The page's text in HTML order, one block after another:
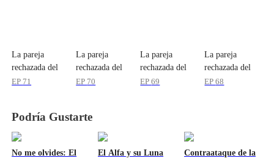
La pareja
rechazada del
Alfa
EP 71
La pareja
rechazada del
Alfa
EP 70
La pareja
rechazada del
Alfa
EP69
La pareja
rechazada del
Alfa
EP68
Podría Gustarte
No me olvides: El
El Alfa y su Luna
Contraataque de la